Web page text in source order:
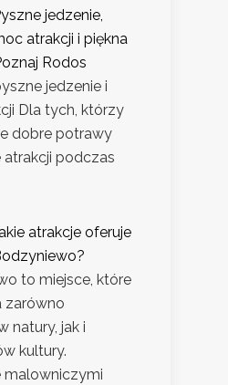
jedzenie,
atrakcji i piękna
Rodos
jedzenie i
Dla tych, którzy
dobre potrawy
atrakcji podczas
atrakcje oferuje
to miejsce, które
zarówno
natury, jak i
kultury.
malowniczymi